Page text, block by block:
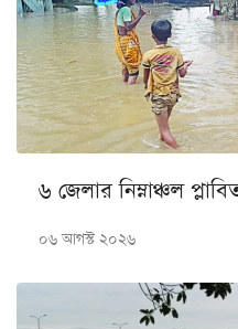
৬ জেলার নিম্নাঞ্চল
০৬ আগস্ট ২০২৬